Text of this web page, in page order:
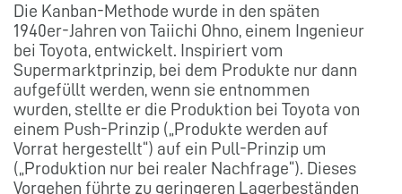
Die Kanban-Methode wurde in den späten
1940er-Jahren von Taiichi Ohno, einem Ingenieur
bei Toyota, entwickelt. Inspiriert vom
Supermarktprinzip, bei dem Produkte nur dann
aufgefüllt werden, wenn sie entnommen
wurden, stellte er die Produktion bei Toyota von
einem Push-Prinzip („Produkte werden auf
Vorrat hergestellt“) auf ein Pull-Prinzip um
(„Produktion nur bei realer Nachfrage“). Dieses
Vorgehen führte zu geringeren Lagerbeständen